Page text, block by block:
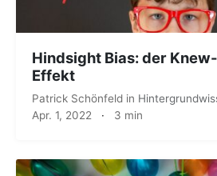
Hindsight Bias: der
Effekt
Patrick Schönfeld in
Apr. 1, 2022 · 3 min